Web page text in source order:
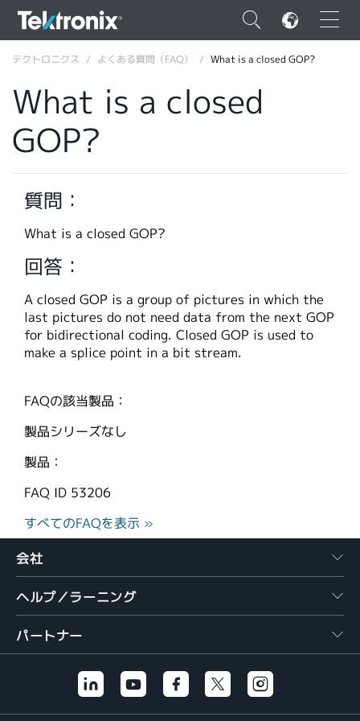
×
ENGLISH
日本語
韓国語
テクトロニクス よくある質問（FAQ） What is a closed GOP?
What is a closed
GOP?
質問：
What is a closed GOP?
回答：
A closed GOP is a group of pictures in which the
last pictures do not need data from the next GOP
for bidirectional coding. Closed GOP is used to
make a splice point in a bit stream.
FAQの該当製品：
製品シリーズなし
製品：
FAQ ID 53206
すべてのFAQを表示 »
会社
ヘルプ／ラーニング
パートナー